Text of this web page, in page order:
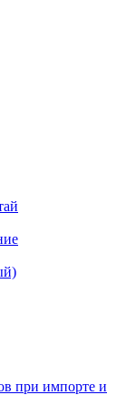
при импорте и